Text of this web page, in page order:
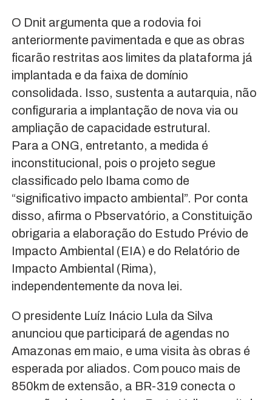
O Dnit argumenta que a rodovia foi
anteriormente pavimentada e que as obras
ficarão restritas aos limites da plataforma já
implantada e da faixa de domínio
consolidada. Isso, sustenta a autarquia, não
configuraria a implantação de nova via ou
ampliação de capacidade estrutural.
Para a ONG, entretanto, a medida é
inconstitucional, pois o projeto segue
classificado pelo Ibama como de
“significativo impacto ambiental”. Por conta
disso, afirma o Pbservatório, a Constituição
obrigaria a elaboração do Estudo Prévio de
Impacto Ambiental (EIA) e do Relatório de
Impacto Ambiental (Rima),
independentemente da nova lei.
O presidente Luíz Inácio Lula da Silva
anunciou que participará de agendas no
Amazonas em maio, e uma visita às obras é
esperada por aliados. Com pouco mais de
850km de extensão, a BR-319 conecta o